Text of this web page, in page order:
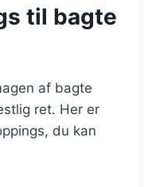
til bagte
af bagte
ret. Her er
du kan